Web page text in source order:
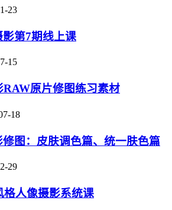
23
第7期线上课
15
RAW原片修图练习素材
18
图：皮肤调色篇、统一肤色篇
29
格人像摄影系统课